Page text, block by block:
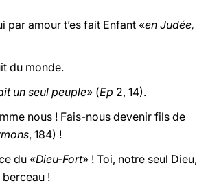
par amour t’es fait Enfant «en Judée,
du monde.
un seul peuple» (Ep 2, 14).
nous ! Fais-nous devenir fils de
, 184) !
du «Dieu-Fort» ! Toi, notre seul Dieu,
!